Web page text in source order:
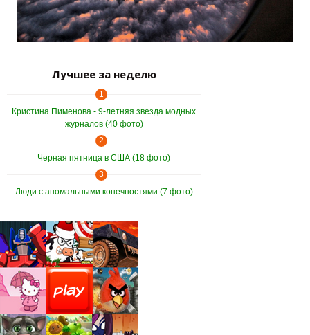
Лучшее за неделю
1
Кристина Пименова - 9-летняя звезда модных
журналов (40 фото)
2
Черная пятница в США (18 фото)
3
Люди с аномальными конечностями (7 фото)